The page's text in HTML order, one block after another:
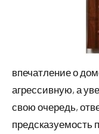
впечатление о
агрессивную, а
свою очередь,
предсказуемость